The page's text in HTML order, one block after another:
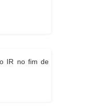
IR no fim de